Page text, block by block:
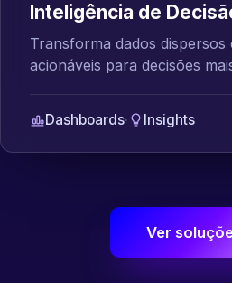
Inteligência de
Transforma dados dispersos
acionáveis para decisões
Dashboards· Insights
Ver